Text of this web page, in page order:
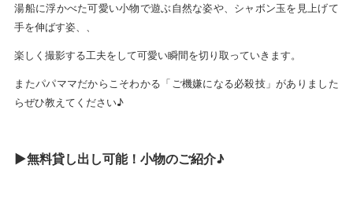
湯船に浮かべた可愛い小物で遊ぶ自然な姿や、シャボン玉を見上げて
手を伸ばす姿、、
楽しく撮影する工夫をして可愛い瞬間を切り取っていきます。
またパパママだからこそわかる「ご機嫌になる必殺技」がありました
らぜひ教えてください♪
▶無料貸し出し可能！小物のご紹介♪